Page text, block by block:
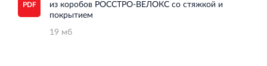
из коробов РОССТРО-ВЕЛОКС со стяжкой и
покрытием
19 мб